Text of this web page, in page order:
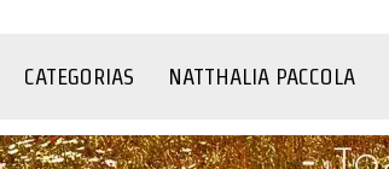
CATEGORIAS NATTHALIA PACCOLA